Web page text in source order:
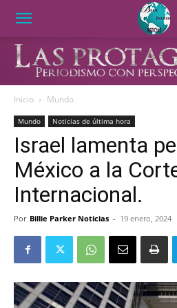
Inicio Mundo
Mundo Noticias de última hora
Israel lamenta
México a la
Internacional.
Por Billie Parker Noticias - 19 enero, 2024